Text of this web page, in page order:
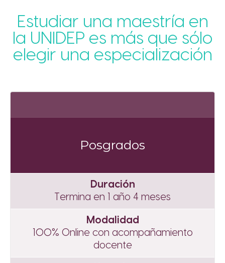
Estudiar una maestría en
la UNIDEP es más que sólo
elegir una especialización
Posgrados
Duración
Termina en 1 año 4 meses
Modalidad
100% Online con acompañamiento
docente